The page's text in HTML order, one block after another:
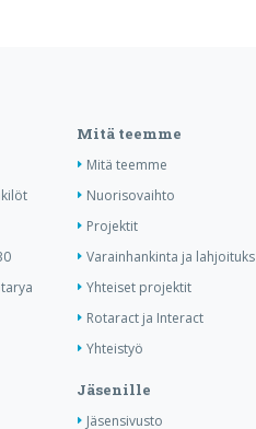
Mitä teemme
Mitä teemme
Nuorisovaihto
Projektit
Varainhankinta ja lahjoituks
Yhteiset projektit
Rotaract ja Interact
Yhteistyö
Jäsenille
Jäsensivusto